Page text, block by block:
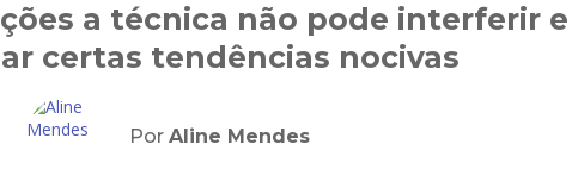
a técnica não pode interferir
certas tendências nocivas
Por Aline Mendes